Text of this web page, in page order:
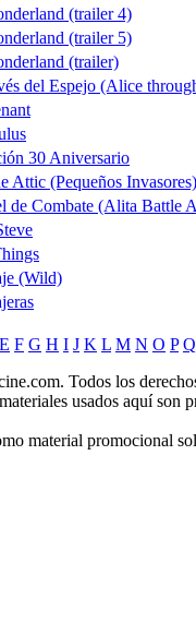
(trailer 4)
(trailer 5)
(trailer)
del Espejo (Alice
30 Aniversario
Attic (Pequeños Invasores)
de Combate (Alita Battle
(Wild)
E F G H I J K L M N O P Q
Todos los
usados aquí son
material promocional